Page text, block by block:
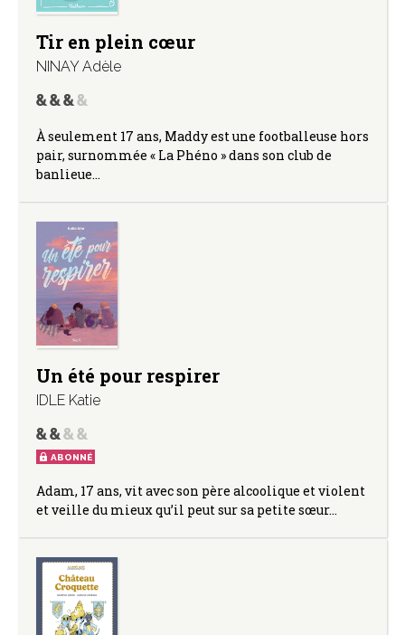
Tir en plein cœur
NINAY Adèle
À seulement 17 ans, Maddy est une footballeuse hors
pair, surnommée « La Phéno » dans son club de
banlieue…
Un été pour respirer
IDLE Katie
ABONNÉ
Adam, 17 ans, vit avec son père alcoolique et violent
et veille du mieux qu’il peut sur sa petite sœur…